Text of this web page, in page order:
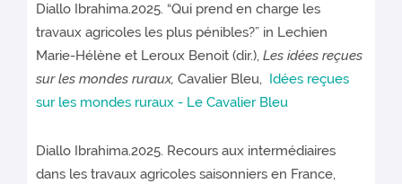
Diallo Ibrahima.2025. “Qui prend en charge les
travaux agricoles les plus pénibles?” in Lechien
Marie-Hélène et Leroux Benoit (dir.), Les idées reçues
sur les mondes ruraux, Cavalier Bleu, Idées reçues
sur les mondes ruraux - Le Cavalier Bleu
Diallo Ibrahima.2025. Recours aux intermédiaires
dans les travaux agricoles saisonniers en France,